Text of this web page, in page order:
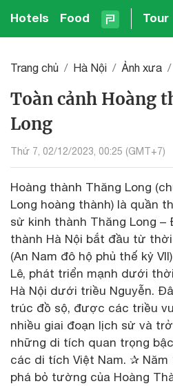
Hotels Food Tour
Trang chủ Hà Nội Ảnh xưa
Toàn cảnh Hoàng
Long
Thứ 7, 02/12/2023, 00:25 (GMT+7)
Hoàng thành Thăng Long
Long hoàng thành) là quần
sử kinh thành Thăng Long –
thành Hà Nội bắt đầu từ
(An Nam đô hộ phủ thế kỷ
Lê, phát triển mạnh dưới
Hà Nội dưới triều Nguyễn.
trúc đồ sộ, được các triều
nhiều giai đoạn lịch sử và
những di tích quan trọng
các di tích Việt Nam. ✰ Năm
phá bỏ tường của Hoàng